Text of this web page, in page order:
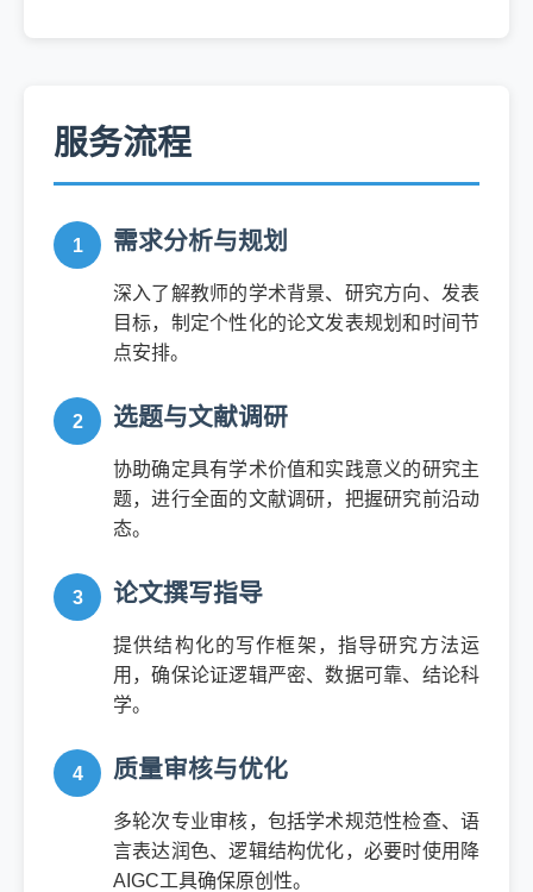
服务流程
需求分析与规划
深入了解教师的学术背景、研究方向、发表
目标，制定个性化的论文发表规划和时间节
点安排。
选题与文献调研
协助确定具有学术价值和实践意义的研究主
题，进行全面的文献调研，把握研究前沿动
态。
论文撰写指导
提供结构化的写作框架，指导研究方法运
用，确保论证逻辑严密、数据可靠、结论科
学。
质量审核与优化
多轮次专业审核，包括学术规范性检查、语
言表达润色、逻辑结构优化，必要时使用降
AIGC工具确保原创性。